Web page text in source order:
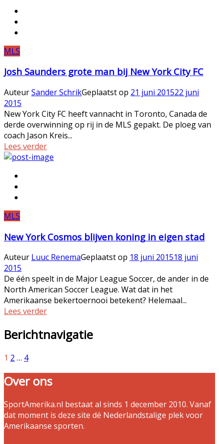
MLS
Josh Saunders grote man bij New York City FC
AuteurSander SchrikGeplaatst op 21 juni 201522 juni
2015
New York City FC heeft vannacht in Toronto, Canada de
derde overwinning op rij in de MLS gepakt. De ploeg van
coach Jason Kreis...
Lees verder
MLS
New York Cosmos blijven koning in eigen stad
Auteur Luuc RenemaGeplaatst op 18 juni 201518 juni
2015
De één speelt in de Major League Soccer, de ander in de
North American Soccer League. Wat dat in het
Amerikaanse bekertoernooi betekent? Helemaal...
Lees verder
Berichtnavigatie
1 2 … 4
Over ons
SportAmerika.nl bestaat al sinds 1 december 2010. Vanaf
dat moment is deze site dé Nederlandstalige plek voor
Amerikaanse sporten.